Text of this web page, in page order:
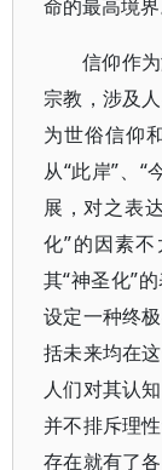
命的最高境界
信仰作
宗教，涉及
为世俗信仰
从“此岸”、“
展，对之表
化”的因素
其“神圣化”
设定一种终
括未来均在
人们对其认
并不排斥理
存在就有了